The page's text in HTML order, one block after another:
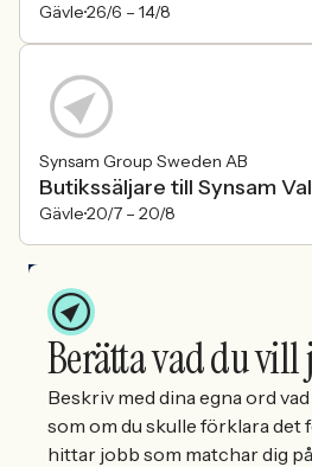
Gävle26/6 – 14/8
Synsam Group Sweden AB
Butikssäljare till Synsam
Gävle20/7 – 20/8
Berätta vad du vill
Beskriv med dina egna ord
som om du skulle förklara det
hittar jobb som matchar dig